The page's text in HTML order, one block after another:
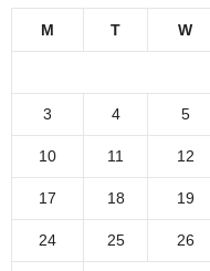
M T W
3 4 5
10 11 12
17 18 19
24 25 26